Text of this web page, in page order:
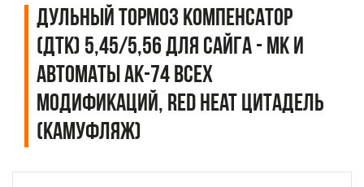
Дульный тормоз компенсатор
(ДТК) 5,45/5,56 для Сайга - МК и
автоматы АК-74 всех
модификаций, Red Heat Цитадель
(камуфляж)